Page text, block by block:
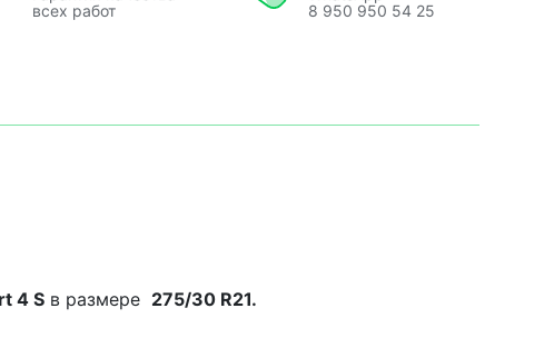
всех работ
8 950 950 54 25
4 S в размере 275/30 R21.